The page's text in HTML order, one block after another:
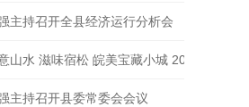
主持召开全县经济运行分析会
山水 滋味宿松 皖美宝藏小城 2026云裳宿
主持召开县委常委会会议